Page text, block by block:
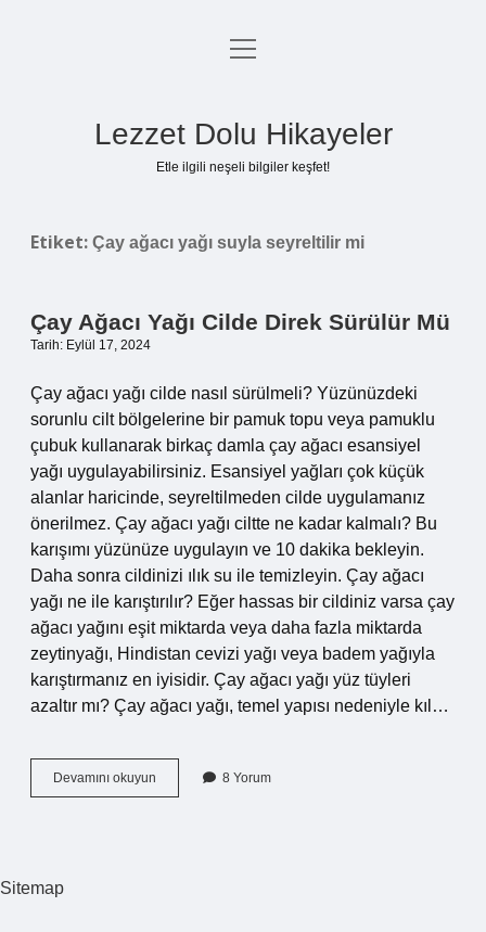
Anasayfa
menüyü
Lezzet Dolu Hikayeler
Etle ilgili neşeli bilgiler keşfet!
Etiket: Çay ağacı yağı suyla seyreltilir mi
Çay Ağacı Yağı Cilde Direk Sürülür Mü
Tarih: Eylül 17, 2024
Çay ağacı yağı cilde nasıl sürülmeli? Yüzünüzdeki
sorunlu cilt bölgelerine bir pamuk topu veya pamuklu
çubuk kullanarak birkaç damla çay ağacı esansiyel
yağı uygulayabilirsiniz. Esansiyel yağları çok küçük
alanlar haricinde, seyreltilmeden cilde uygulamanız
önerilmez. Çay ağacı yağı ciltte ne kadar kalmalı? Bu
karışımı yüzünüze uygulayın ve 10 dakika bekleyin.
Daha sonra cildinizi ılık su ile temizleyin. Çay ağacı
yağı ne ile karıştırılır? Eğer hassas bir cildiniz varsa çay
ağacı yağını eşit miktarda veya daha fazla miktarda
zeytinyağı, Hindistan cevizi yağı veya badem yağıyla
karıştırmanız en iyisidir. Çay ağacı yağı yüz tüyleri
azaltır mı? Çay ağacı yağı, temel yapısı nedeniyle kıl…
Devamını okuyun
Ağacı
8 Yorum
Sitemap